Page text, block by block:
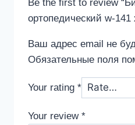
Be the first to review
ортопедический w-
Ваш адрес email не
Обязательные поля
Your rating *
Your review *